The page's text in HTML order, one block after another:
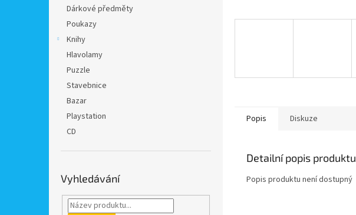
Dárkové předměty
Poukazy
Knihy
Hlavolamy
Puzzle
Stavebnice
Bazar
Playstation
CD
Vyhledávání
Popis Diskuze
Detailní popis produktu
Popis produktu není dostupný